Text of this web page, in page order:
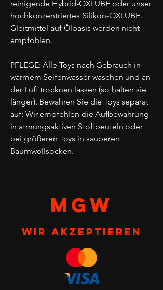
reinigende Hybrid-OXLUBE oder unser
hochkonzentriertes Silikon-OXLUBE.
Gleitmittel auf Ölbasis werden nicht
empfohlen.
PFLEGE: Alle Toys nach Gebrauch in
warmem Seifenwasser waschen und an
der Luft trocknen lassen (so halten sie
länger). Bewahren Sie die Toys separat
auf: Wir empfehlen die Aufbewahrung
in atmungsaktiven Stoffbeuteln oder
bei größeren Toys in sauberen
Baumwollsocken.
MGW
Wir akzeptieren